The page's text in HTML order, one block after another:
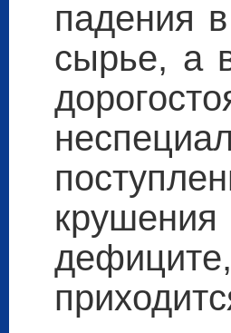
падения
сырье, а